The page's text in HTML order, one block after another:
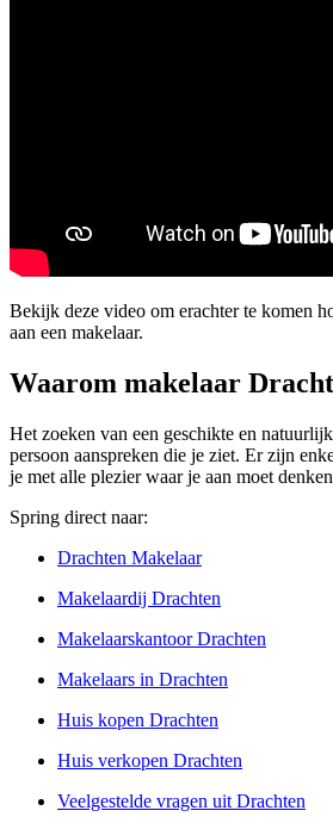
Bekijk deze video om erachter te komen
aan een makelaar.
Waarom makelaar
Het zoeken van een geschikte en
persoon aanspreken die je ziet. Er zijn
je met alle plezier waar je aan moet
Spring direct naar:
Drachten Makelaar
Makelaardij Drachten
Makelaarskantoor Drachten
Makelaars in Drachten
Huis kopen Drachten
Huis verkopen Drachten
Veelgestelde vragen uit Drachten